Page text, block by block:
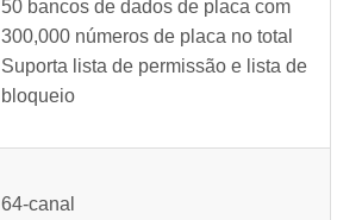
50 bancos de dados de placa com
300,000 números de placa no total
Suporta lista de permissão e lista de
bloqueio
64-canal